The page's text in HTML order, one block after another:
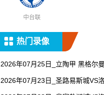
中台联
热门录像
2026年07月25日_立陶甲 黑格尔
2026年07月23日_圣路易斯城VS